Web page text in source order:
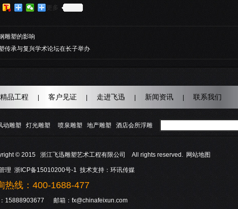
更多
雕塑的影响
传承与复兴学术论坛在长子举办
精品工程 客户见证 走进飞迅 新闻资讯 联系我们
动雕塑 灯光雕塑 喷泉雕塑 地产雕塑 酒店会所浮雕
© 2015 浙江飞迅雕塑艺术工程有限公司 All rights reserved. 网站地图
理 浙ICP备15010200号-1 技术支持： 环讯传媒
热线：400-1688-477
15888903677 邮箱：fx@chinafeixun.com